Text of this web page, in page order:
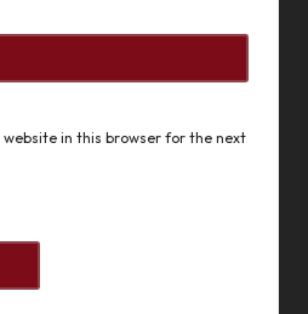
website in this browser for the next